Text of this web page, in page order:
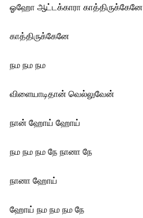
ஓஹோ ஆட்டக்காரா காத்திருக்கேனே
காத்திருக்கேனே
நம நம நம
விளையாடிதான் வெல்லுவேன்
நான் ஹோய் ஹோய்
நம நம நம நே நானா நே
நானா ஹோய்
ஹோய் நம நம நம நே